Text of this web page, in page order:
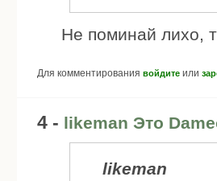
Не поминай лихо,
Для комментирования войдите или
4 - likeman Это
likeman